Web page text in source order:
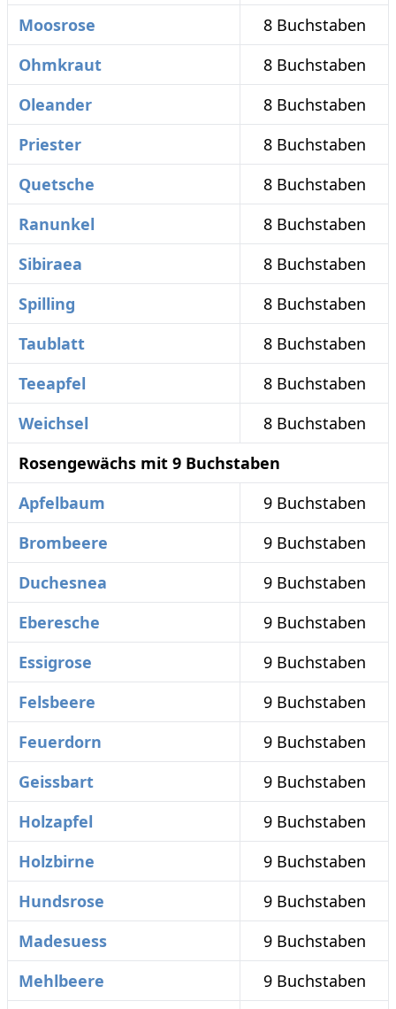
Moosrose
8 Buchstaben
Ohmkraut
8 Buchstaben
Oleander
8 Buchstaben
Priester
8 Buchstaben
Quetsche
8 Buchstaben
Ranunkel
8 Buchstaben
Sibiraea
8 Buchstaben
Spilling
8 Buchstaben
Taublatt
8 Buchstaben
Teeapfel
8 Buchstaben
Weichsel
8 Buchstaben
Rosengewächs mit 9 Buchstaben
Apfelbaum
9 Buchstaben
Brombeere
9 Buchstaben
Duchesnea
9 Buchstaben
Eberesche
9 Buchstaben
Essigrose
9 Buchstaben
Felsbeere
9 Buchstaben
Feuerdorn
9 Buchstaben
Geissbart
9 Buchstaben
Holzapfel
9 Buchstaben
Holzbirne
9 Buchstaben
Hundsrose
9 Buchstaben
Madesuess
9 Buchstaben
Mehlbeere
9 Buchstaben